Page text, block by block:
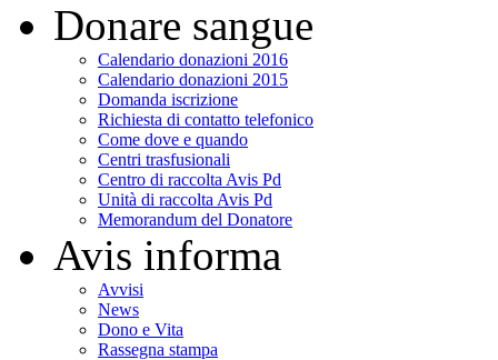
Donare sangue
Calendario donazioni 2016
Calendario donazioni 2015
Domanda iscrizione
Richiesta di contatto telefonico
Come dove e quando
Centri trasfusionali
Centro di raccolta Avis Pd
Unità di raccolta Avis Pd
Memorandum del Donatore
Avis informa
Avvisi
News
Dono e Vita
Rassegna stampa